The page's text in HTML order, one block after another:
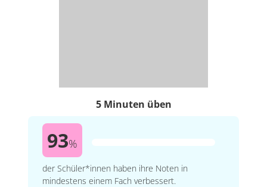
5 Minuten üben
93%
der Schüler*innen haben ihre Noten in
mindestens einem Fach verbessert.